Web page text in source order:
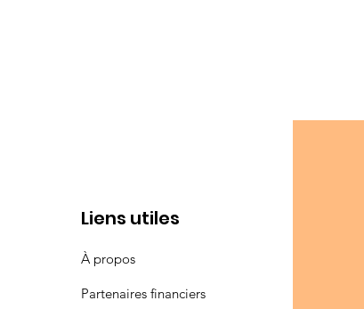
Liens utiles
À propos
Partenaires financiers